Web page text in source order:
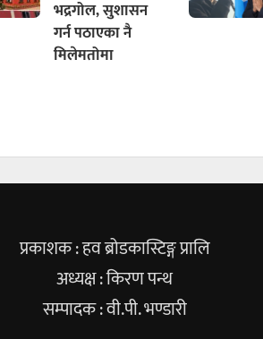
भद्रगोल, सुशासन
गर्न पठाएका नै
मिलेमतोमा
प्रकाशक : हव ब्रोडकास्टिङ्ग प्रालि
अध्यक्ष : किरण पन्थ
सम्पादक : वी.पी. भण्डारी